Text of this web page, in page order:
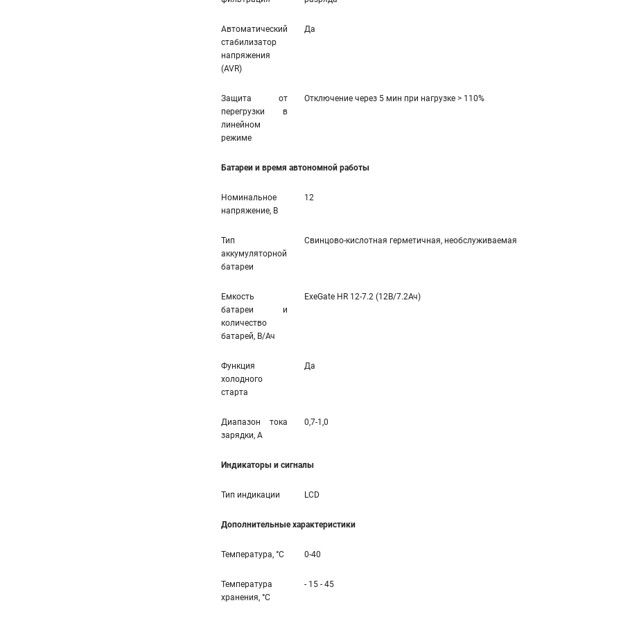
Автоматический
стабилизатор
напряжения
(AVR)
Да
Защита от
перегрузки в
линейном
режиме
Отключение через 5 мин при нагрузке > 110%
Батареи и время автономной работы
Номинальное
напряжение, В
12
Тип
аккумуляторной
батареи
Свинцово-кислотная герметичная, необслуживаемая
Емкость
батареи и
количество
батарей, В/Ач
ExeGate HR 12-7.2 (12В/7.2Ач)
Функция
холодного
старта
Да
Диапазон тока
зарядки, А
0,7-1,0
Индикаторы и сигналы
Тип индикации LCD
Дополнительные характеристики
Температура, °С 0-40
Температура
хранения, °С
- 15 - 45